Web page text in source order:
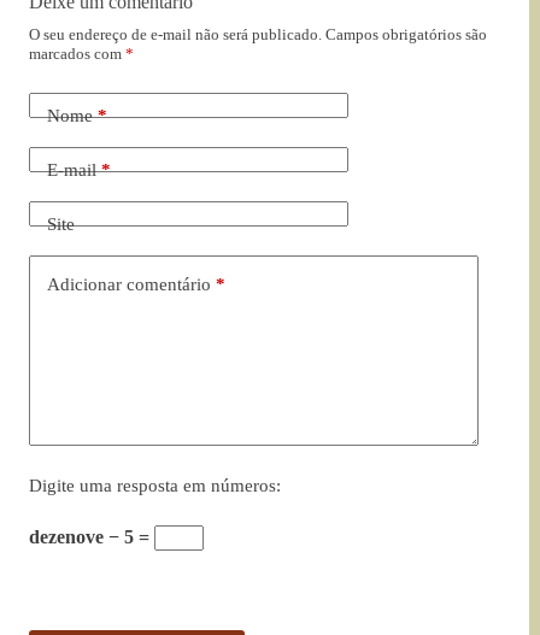
O seu endereço de e-mail não será publicado. Campos obrigatórios são
marcados com *
Nome*
E-mail*
Site
Adicionar comentário *
Digite uma resposta em números:
dezenove − 5 =